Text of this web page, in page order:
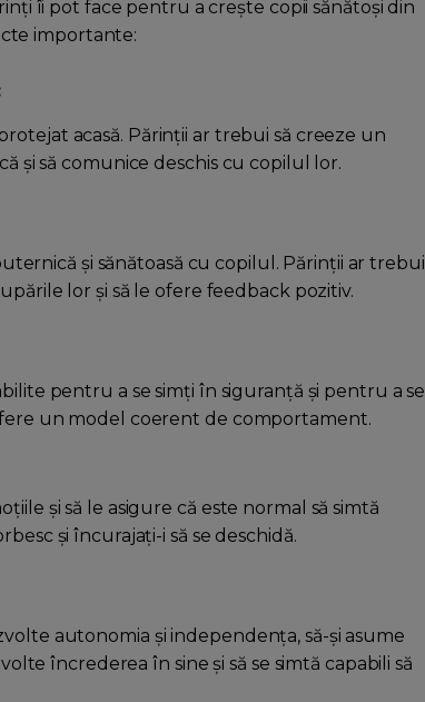
îi pot face pentru a crește copii sănătoși din
importante:
acasă. Părinții ar trebui să creeze un
și să comunice deschis cu copilul lor.
și sănătoasă cu copilul. Părinții ar trebui
lor și să le ofere feedback pozitiv.
pentru a se simți în siguranță și pentru a se
un model coerent de comportament.
și să le asigure că este normal să simtă
și încurajați-i să se deschidă.
autonomia și independența, să-și asume
încrederea în sine și să se simtă capabili să